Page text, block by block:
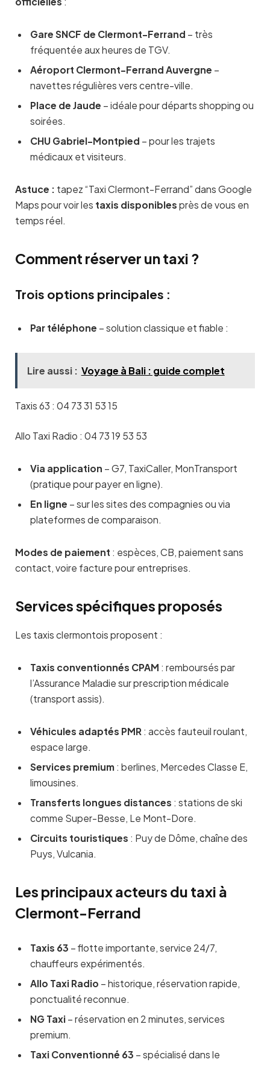
Gare SNCF de Clermont-Ferrand – très
fréquentée aux heures de TGV.
Aéroport Clermont-Ferrand Auvergne –
navettes régulières vers centre-ville.
Place de Jaude – idéale pour départs shopping ou
soirées.
CHU Gabriel-Montpied – pour les trajets
médicaux et visiteurs.
Astuce : tapez “Taxi Clermont-Ferrand” dans Google
Maps pour voir les taxis disponibles près de vous en
temps réel.
Comment réserver un taxi ?
Trois options principales :
Par téléphone – solution classique et fiable :
Lire aussi : Voyage à Bali : guide complet
Taxis 63 : 04 73 31 53 15
Allo Taxi Radio : 04 73 19 53 53
Via application – G7, TaxiCaller, MonTransport
(pratique pour payer en ligne).
En ligne – sur les sites des compagnies ou via
plateformes de comparaison.
Modes de paiement : espèces, CB, paiement sans
contact, voire facture pour entreprises.
Services spécifiques proposés
Les taxis clermontois proposent :
Taxis conventionnés CPAM : remboursés par
l’Assurance Maladie sur prescription médicale
(transport assis).
Véhicules adaptés PMR : accès fauteuil roulant,
espace large.
Services premium : berlines, Mercedes Classe E,
limousines.
Transferts longues distances : stations de ski
comme Super-Besse, Le Mont-Dore.
Circuits touristiques : Puy de Dôme, chaîne des
Puys, Vulcania.
Les principaux acteurs du taxi à
Clermont-Ferrand
Taxis 63 – flotte importante, service 24/7,
chauffeurs expérimentés.
Allo Taxi Radio – historique, réservation rapide,
ponctualité reconnue.
NG Taxi – réservation en 2 minutes, services
premium.
Taxi Conventionné 63 – spécialisé dans le